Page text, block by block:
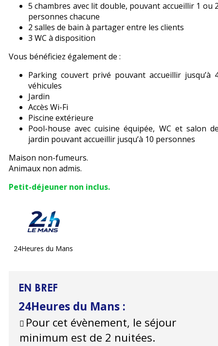
5 chambres avec lit double, pouvant accueillir 1 ou
personnes chacune
2 salles de bain à partager entre les clients
3 WC à disposition
Vous bénéficiez également de :
Parking couvert privé pouvant accueillir jusqu’à
véhicules
Jardin
Accès Wi-Fi
Piscine extérieure
Pool-house avec cuisine équipée, WC et salon
jardin pouvant accueillir jusqu’à 10 personnes
Maison non-fumeurs.
Animaux non admis.
Petit-déjeuner non inclus.
24Heures du Mans
EN BREF
24Heures du Mans :
Pour cet évènement, le séjour
minimum est de 2 nuitées.